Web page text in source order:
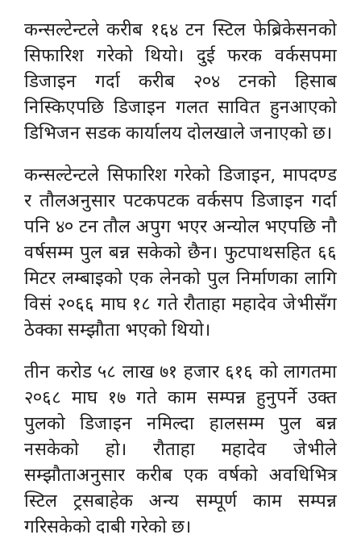
कन्सल्टेन्टले करीब १६४ टन स्टिल फेब्रिकेसनको
सिफारिश गरेको थियो। दुई फरक वर्कसपमा
डिजाइन गर्दा करीब २०४ टनको हिसाब
निस्किएपछि डिजाइन गलत सावित हुनआएको
डिभिजन सडक कार्यालय दोलखाले जनाएको छ।
कन्सल्टेन्टले सिफारिश गरेको डिजाइन, मापदण्ड
र तौलअनुसार पटकपटक वर्कसप डिजाइन गर्दा
पनि ४० टन तौल अपुग भएर अन्योल भएपछि नौ
वर्षसम्म पुल बन्न सकेको छैन। फुटपाथसहित ६६
मिटर लम्बाइको एक लेनको पुल निर्माणका लागि
विसं २०६६ माघ १८ गते रौताहा महादेव जेभीसँग
ठेक्का सम्झौता भएको थियो।
तीन करोड ५८ लाख ७१ हजार ६१६ को लागतमा
२०६८ माघ १७ गते काम सम्पन्न हुनुपर्ने उक्त
पुलको डिजाइन नमिल्दा हालसम्म पुल बन्न
नसकेको हो। रौताहा महादेव जेभीले
सम्झौताअनुसार करीब एक वर्षको अवधिभित्र
स्टिल ट्रसबाहेक अन्य सम्पूर्ण काम सम्पन्न
गरिसकेको दाबी गरेको छ।